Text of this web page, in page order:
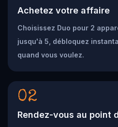
Achetez votre affaire
Choisissez Duo pour 2
jusqu'à 5, débloquez
quand vous voulez.
02
Rendez-vous au point